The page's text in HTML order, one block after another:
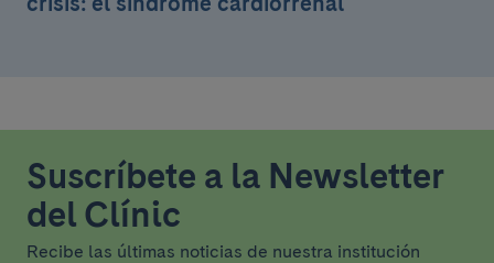
Suscríbete a la Newsletter
del Clínic
Recibe las últimas noticias de nuestra institución